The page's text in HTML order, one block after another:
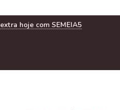
extra hoje com SEMEIA5